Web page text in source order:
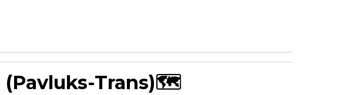
(Pavluks-Trans)🗺